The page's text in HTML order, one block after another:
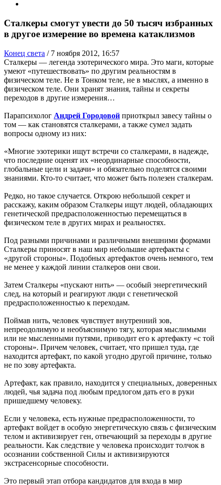
Сталкеры смогут увести до 50 тысяч избранных
в другое измерение во времена катаклизмов
Конец света / 7 ноября 2012, 16:57
Сталкеры — легенда эзотерического мира. Это маги, которые
умеют «путешествовать» по другим реальностям в
физическом теле. Не в Тонком теле, не в мыслях, а именно в
физическом теле. Они хранят знания, тайны и секреты
переходов в другие измерения…
Парапсихолог Андрей Городовой приоткрыл завесу тайны о
том — как становятся сталкерами, а также сумел задать
вопросы одному из них:
«Многие эзотерики ищут встречи со сталкерами, в надежде,
что последние оценят их «неординарные способности,
глобальные цели и задачи» и обязательно поделятся своими
знаниями. Кто-то считает, что может быть полезен сталкерам.
Редко, но такое случается. Открою небольшой секрет и
расскажу, каким образом Сталкеры ищут людей, обладающих
генетической предрасположенностью перемещаться в
физическом теле в других мирах и реальностях.
Под разными причинами и различными внешними формами
Сталкеры приносят в наш мир небольшие артефакты с
«другой стороны». Подобных артефактов очень немного, тем
не менее у каждой линии сталкеров они свои.
Затем Сталкеры «пускают нить» — особый энергетический
след, на который и реагируют люди с генетической
предрасположенностью к переходам.
Поймав нить, человек чувствует внутренний зов,
непреодолимую и необъяснимую тягу, которая мыслимыми
или не мысленными путями, приводит его к артефакту «с той
стороны». Причем человек, считает, что пришел туда, где
находится артефакт, по какой угодно другой причине, только
не по зову артефакта.
Артефакт, как правило, находится у специальных, доверенных
людей, чья задача под любым предлогом дать его в руки
пришедшему человеку.
Если у человека, есть нужные предрасположенности, то
артефакт войдет в особую энергетическую связь с физическим
телом и активизирует ген, отвечающий за переходы в другие
реальности. Как следствие у человека происходит толчок в
осознании собственной Силы и активизируются
экстрасенсорные способности.
Это первый этап отбора кандидатов для входа в мир